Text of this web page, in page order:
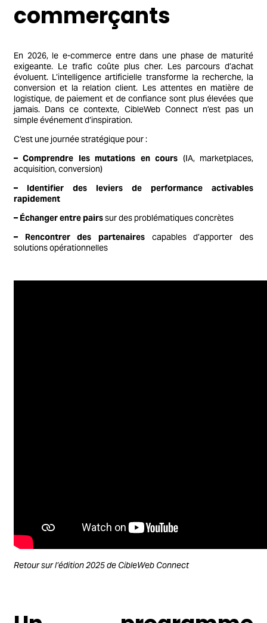
commerçants
En 2026, le e-commerce entre dans une phase de maturité
exigeante. Le trafic coûte plus cher. Les parcours d’achat
évoluent. L’intelligence artificielle transforme la recherche, la
conversion et la relation client. Les attentes en matière de
logistique, de paiement et de confiance sont plus élevées que
jamais. Dans ce contexte, CibleWeb Connect n’est pas un
simple événement d’inspiration.
C’est une journée stratégique pour :
– Comprendre les mutations en cours (IA, marketplaces,
acquisition, conversion)
– Identifier des leviers de performance activables
rapidement
– Échanger entre pairssur des problématiques concrètes
– Rencontrer des partenaires capables d’apporter des
solutions opérationnelles
Retour sur l’édition 2025 de CibleWeb Connect